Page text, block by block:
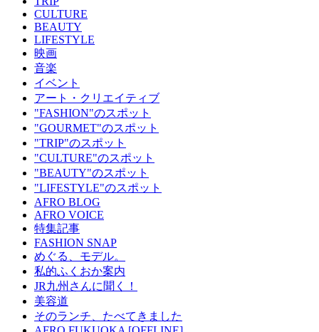
CULTURE
BEAUTY
LIFESTYLE
映画
音楽
イベント
アート・クリエイティブ
"FASHION"のスポット
"GOURMET"のスポット
"TRIP"のスポット
"CULTURE"のスポット
"BEAUTY"のスポット
"LIFESTYLE"のスポット
AFRO BLOG
AFRO VOICE
特集記事
FASHION SNAP
めぐる、モデル。
私的ふくおか案内
JR九州さんに聞く！
美容道
そのランチ、たべてきました